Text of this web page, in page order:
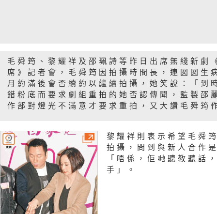
毛舜筠、黎耀祥及邵珮詩等昨日出席無綫新劇
席》記者會，毛舜筠因拍攝時間長，連囡囡生
月約滿後會否續約以繼續拍攝，她笑說：「到
錯粉底而要求劇組重拍的她否認傳聞，監製邵
作部對燈光不滿意才要求重拍，又大讚毛舜筠
黎耀祥則表示希望毛舜
拍攝，問到與新人合作
「唔係，佢哋聽教聽話
手」。